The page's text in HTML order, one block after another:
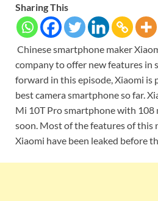
Sharing This
Chinese smartphone maker
company to offer new features in
forward in this episode, Xiaomi is
best camera smartphone so far.
Mi 10T Pro smartphone with 108
soon. Most of the features of this
Xiaomi have been leaked before